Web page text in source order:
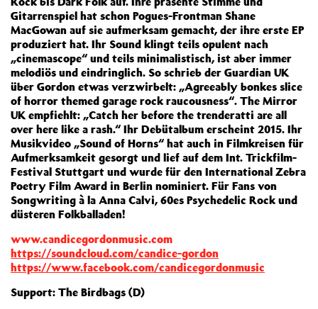
Gitarrenspiel hat schon Pogues-Frontman Shane
MacGowan auf sie aufmerksam gemacht, der ihre erste EP
produziert hat. Ihr Sound klingt teils opulent nach
„cinemascope“ und teils minimalistisch, ist aber immer
melodiös und eindringlich. So schrieb der Guardian UK
über Gordon etwas verzwirbelt: „Agreeably bonkes slice
of horror themed garage rock raucousness“. The Mirror
UK empfiehlt: „Catch her before the trenderatti are all
over here like a rash.“ Ihr Debütalbum erscheint 2015. Ihr
Musikvideo „Sound of Horns“ hat auch in Filmkreisen für
Aufmerksamkeit gesorgt und lief auf dem Int. Trickfilm-
Festival Stuttgart und wurde für den International Zebra
Poetry Film Award in Berlin nominiert. Für Fans von
Songwriting à la Anna Calvi, 60es Psychedelic Rock und
düsteren Folkballaden!
www.candicegordonmusic.com
https://soundcloud.com/candice-gordon
https://www.facebook.com/candicegordonmusic
Support: The Birdbags (D)